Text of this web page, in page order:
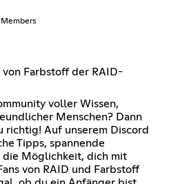
Farbstoff der RAID-
voller Wissen,
Menschen? Dann
richtig! Auf unserem Discord
Tipps, spannende
die Möglichkeit, dich mit
von RAID und Farbstoff